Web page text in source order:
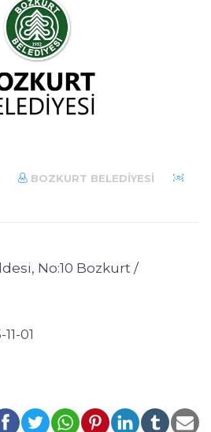
BOZKURT BELEDIYESI
No:10 Bozkurt /
01